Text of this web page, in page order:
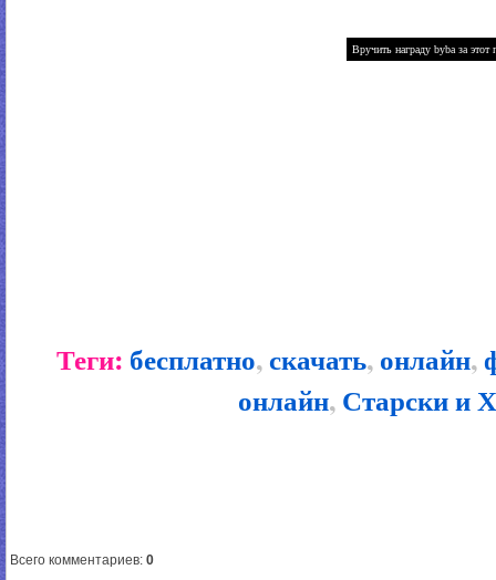
Теги: бесплатно,скачать,онлайн,
онлайн,Старски и
Всего комментариев: 0